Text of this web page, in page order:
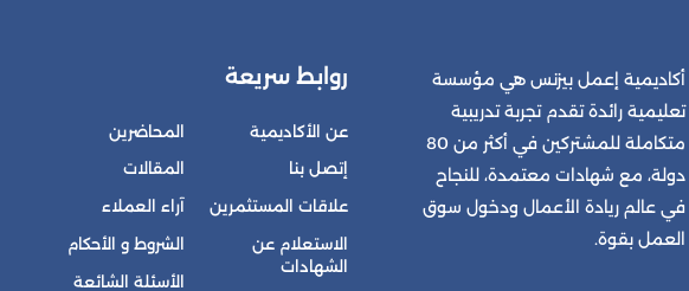
أكاديمية إعمل بيزنس هي مؤسسة
تعليمية رائدة تقدم تجربة تدريبية
متكاملة للمشتركين في أكثر من 80
دولة، مع شهادات معتمدة، للنجاح
في عالم ريادة الأعمال ودخول سوق
العمل بقوة.
روابط سريعة
عن الأكاديمية
إتصل بنا
علاقات المستثمرين
الاستعلام عن
الشهادات
المحاضرين
المقالات
آراء العملاء
الشروط و الأحكام
الأسئلة الشائعة